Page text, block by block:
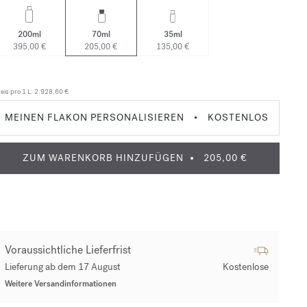
200ml
395,00 €
70ml
205,00 €
35ml
135,00 €
pro 1 L: 2.928,60 €
MEINEN FLAKON PERSONALISIEREN • KOSTENLOS
ZUM WARENKORB HINZUFÜGEN 205,00 €
Voraussichtliche Lieferfrist
Lieferung ab dem 17 August Kostenlose
Weitere Versandinformationen